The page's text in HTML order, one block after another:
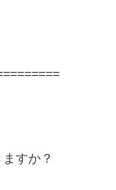
すか？